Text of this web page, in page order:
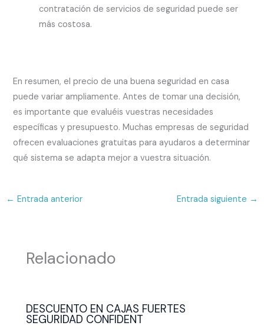
contratación de servicios de seguridad puede ser
más costosa.
En resumen, el precio de una buena seguridad en casa
puede variar ampliamente. Antes de tomar una decisión,
es importante que evaluéis vuestras necesidades
específicas y presupuesto. Muchas empresas de seguridad
ofrecen evaluaciones gratuitas para ayudaros a determinar
qué sistema se adapta mejor a vuestra situación.
← Entrada anterior Entrada siguiente →
Relacionado
DESCUENTO EN CAJAS FUERTES
SEGURIDAD CONFIDENT